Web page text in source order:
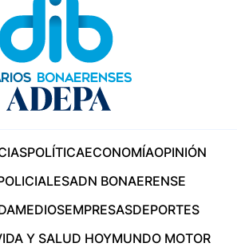
POLÍTICAECONOMÍAOPINIÓN
ADN BONAERENSE
MEDIOSEMPRESASDEPORTES
Y SALUD HOYMUNDO MOTOR